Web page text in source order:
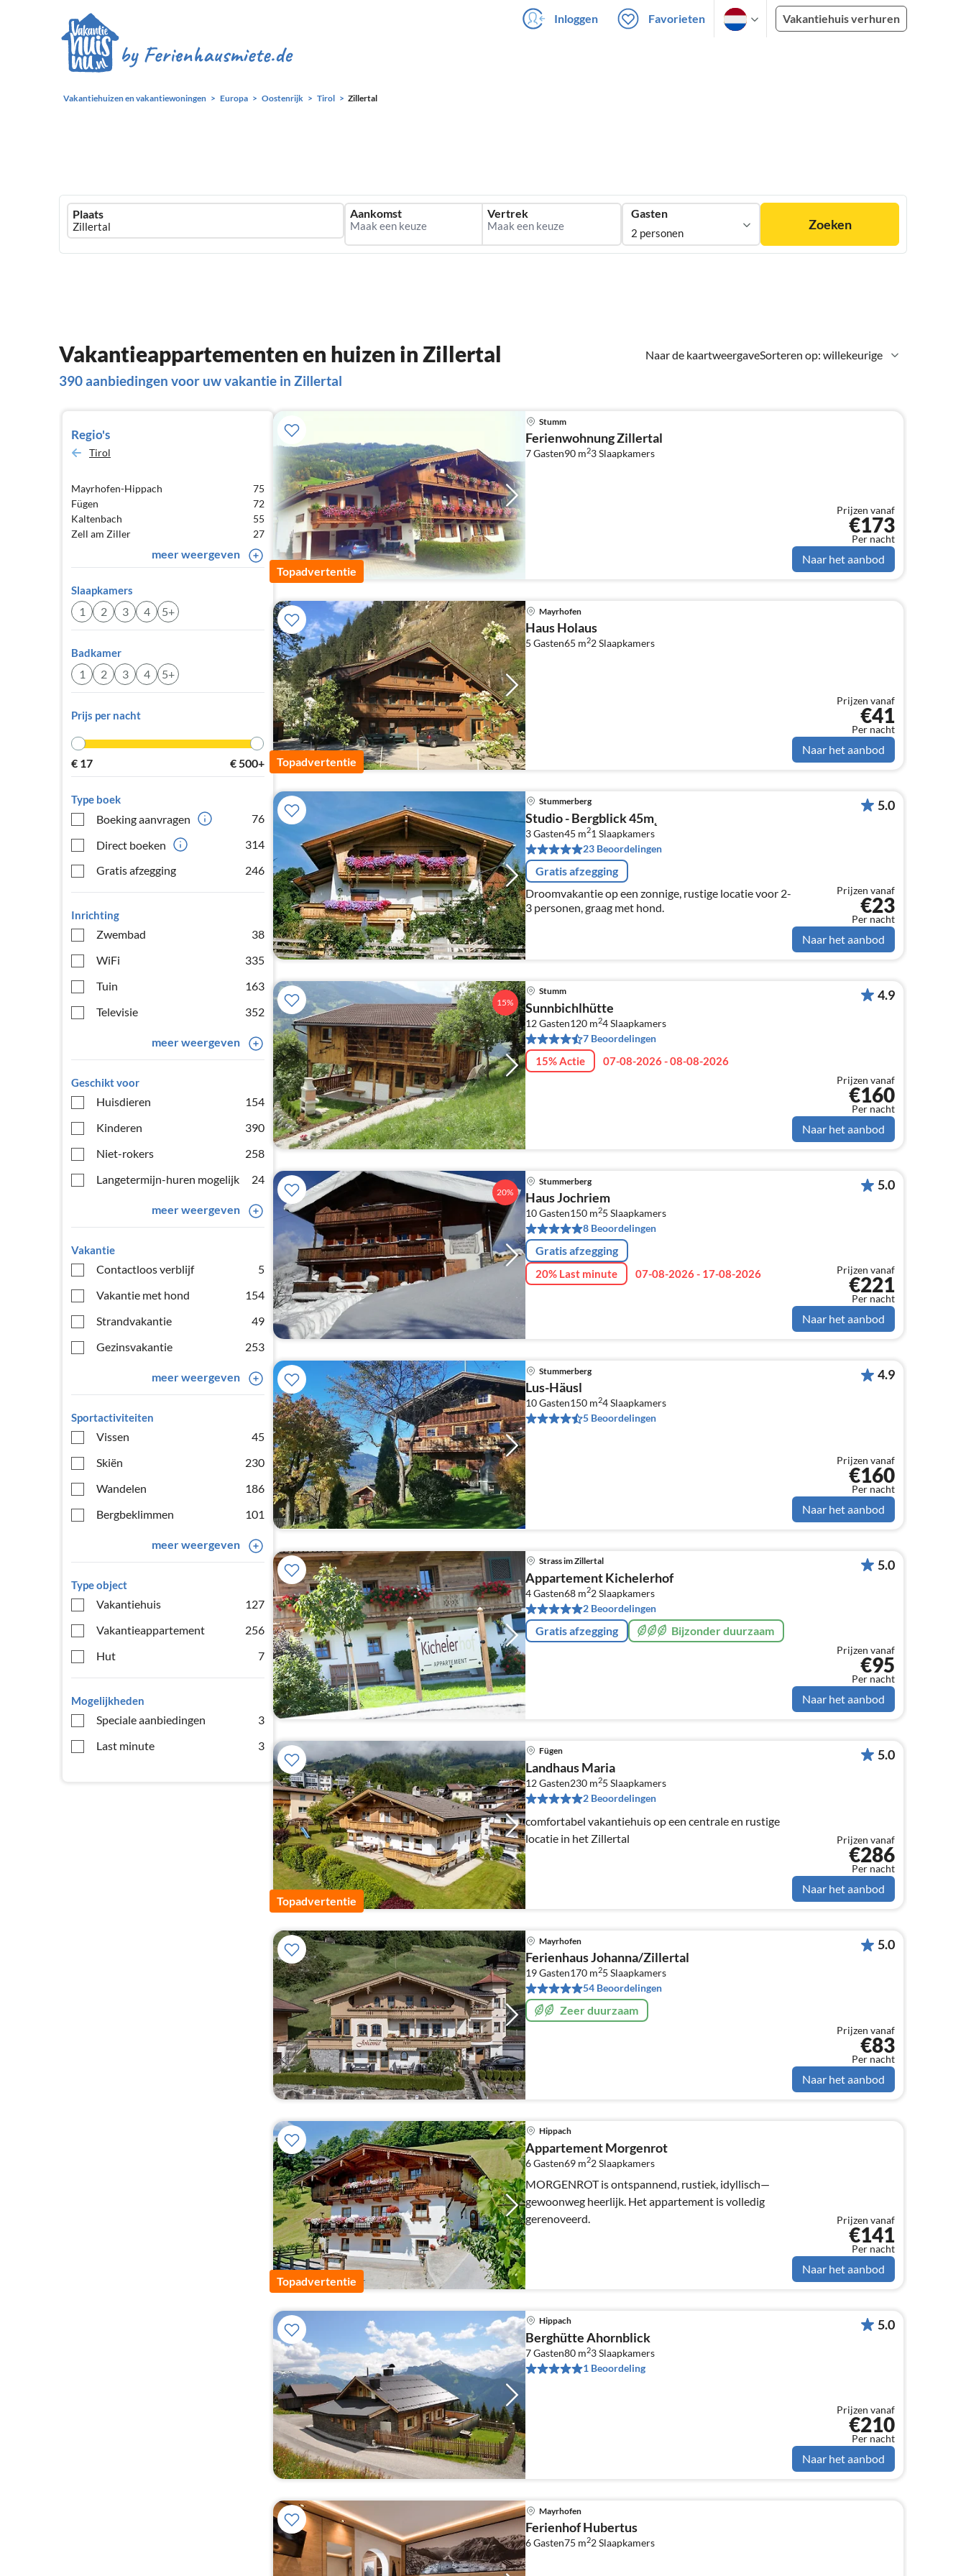
Inloggen Favorieten Vakantiehuis verhuren
Vakantiehuizen en vakantiewoningen Europa Oostenrijk Tirol Zillertal
Ferienhausmiete
logo
Plaats Aankomst Vertrek Gasten
2 personen
Zoeken
Naar de kaartweergaveSorteren op: willekeurige
Vakantieappartementen en huizen in Zillertal
390 aanbiedingen voor uw vakantie in Zillertal
Regio's
Tirol
Mayrhofen-Hippach
75
Fügen
72
Kaltenbach
55
Zell am Ziller
27
meer weergeven
Slaapkamers
1 2 3 4 5+
Badkamer
1 2 3 4 5+
Prijs per nacht
€ 17 €500+
Type boek
Boeking aanvragen
76
Direct boeken
314
Gratis afzegging
246
Inrichting
Zwembad
38
WiFi
335
Tuin
163
Televisie
352
meer weergeven
Geschikt voor
Huisdieren
154
Kinderen
390
Niet-rokers
258
Langetermijn-huren mogelijk
24
meer weergeven
Vakantie
Contactloos verblijf
5
Vakantie met hond
154
Strandvakantie
49
Gezinsvakantie
253
meer weergeven
Sportactiviteiten
Vissen
45
Skiën
230
Wandelen
186
Bergbeklimmen
101
meer weergeven
Type object
Vakantiehuis
127
Vakantieappartement
256
Hut
7
Mogelijkheden
Speciale aanbiedingen
3
Last minute
3
Topadvertentie
Stumm
Ferienwohnung Zillertal
7 Gasten90 m23Slaapkamers
Prijzen vanaf
€173
Per nacht
Naar het aanbod
Topadvertentie
Mayrhofen
Haus Holaus
5 Gasten65 m22Slaapkamers
Prijzen vanaf
€41
Per nacht
Naar het aanbod
Stummerberg
Studio - Bergblick 45m˛
3 Gasten45 m21 Slaapkamers
23 Beoordelingen
Gratis afzegging
Droomvakantie op een zonnige, rustige locatie voor 2-
3 personen, graag met hond.
5.0
Prijzen vanaf
€23
Per nacht
Naar het aanbod
15%
Stumm
Sunnbichlhütte
12 Gasten120 m24Slaapkamers
7 Beoordelingen
15% Actie 07-08-2026 - 08-08-2026
4.9
Prijzen vanaf
€160
Per nacht
Naar het aanbod
20%
Stummerberg
Haus Jochriem
10 Gasten150 m25 Slaapkamers
8 Beoordelingen
Gratis afzegging
20% Last minute 07-08-2026 - 17-08-2026
5.0
Prijzen vanaf
€221
Per nacht
Naar het aanbod
Stummerberg
Lus-Häusl
10 Gasten150 m24Slaapkamers
5 Beoordelingen
4.9
Prijzen vanaf
€160
Per nacht
Naar het aanbod
Strass im Zillertal
Appartement Kichelerhof
4 Gasten68 m22Slaapkamers
2 Beoordelingen
Gratis afzegging Bijzonder duurzaam
5.0
Prijzen vanaf
€95
Per nacht
Naar het aanbod
Topadvertentie
Fügen
Landhaus Maria
12 Gasten230 m25 Slaapkamers
2 Beoordelingen
comfortabel vakantiehuis op een centrale en rustige
locatie in het Zillertal
5.0
Prijzen vanaf
€286
Per nacht
Naar het aanbod
Mayrhofen
Ferienhaus Johanna/Zillertal
19 Gasten170 m25 Slaapkamers
54 Beoordelingen
Zeer duurzaam
5.0
Prijzen vanaf
€83
Per nacht
Naar het aanbod
Topadvertentie
Hippach
Appartement Morgenrot
6 Gasten69 m22Slaapkamers
MORGENROT is ontspannend, rustiek, idyllisch—
gewoonweg heerlijk. Het appartement is volledig
gerenoveerd.
Prijzen vanaf
€141
Per nacht
Naar het aanbod
Hippach
Berghütte Ahornblick
7 Gasten80 m23Slaapkamers
1 Beoordeling
5.0
Prijzen vanaf
€210
Per nacht
Naar het aanbod
Mayrhofen
Ferienhof Hubertus
6 Gasten75 m22Slaapkamers